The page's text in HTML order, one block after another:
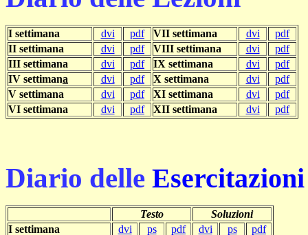
I settimana dvi pdf VII settimana dvi
pdf
II settimana
dvi pdf VIII settimana dvi
pdf
III settimana
dvi pdf IX settimana dvi
pdf
IV settimana dvi pdf X settimana dvi
pdf
V settimana
dvi pdf XI settimana dvi
pdf
VI settimana
dvi pdf XII settimana dvi pdf
Diario delle Esercitazioni
Testo
Soluzioni
I settimana
dvi ps pdf dvi ps
pdf